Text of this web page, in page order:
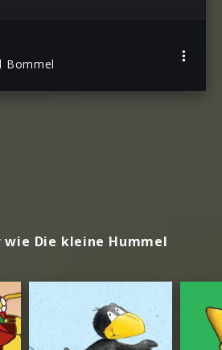
Bommel
Die kleine Hummel